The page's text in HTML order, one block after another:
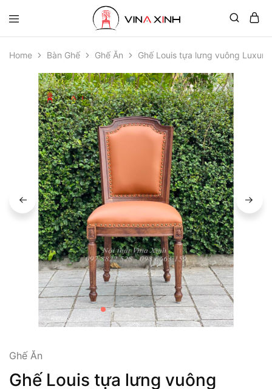
Home Bàn Ghế Ghế Ăn Ghế Louis tựa lưng vuông Luxury
Ghế Ăn
Ghế Louis tựa lưng vuông